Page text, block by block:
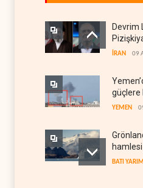
Devrim
İRAN 09
güçlere
YEMEN
hamlesi
BATI